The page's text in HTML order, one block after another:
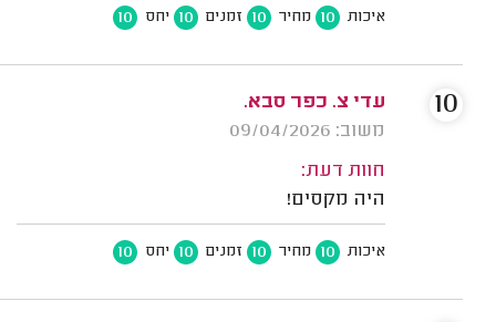
איכות 10 מחיר 10 זמנים 10 יחס 10
עדי צ. כפר סבא.
משוב: 09/04/2026
חוות דעת:
היה מקסים!
איכות 10 מחיר 10 זמנים 10 יחס 10
10